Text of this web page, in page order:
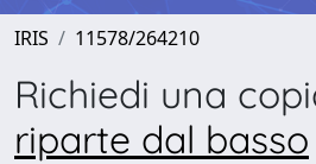
IRIS 11578/264210
Richiedi una
riparte dal basso